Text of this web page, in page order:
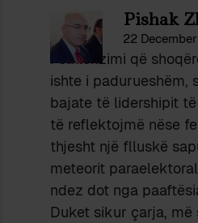
Pishak
22
Folklorizimi që
ishte i padurueshëm,
bajate të lidershipit
të reflektojmë nëse
thjesht një flluskë
meteorit
ndez dot nga
Duket sikur çarja,